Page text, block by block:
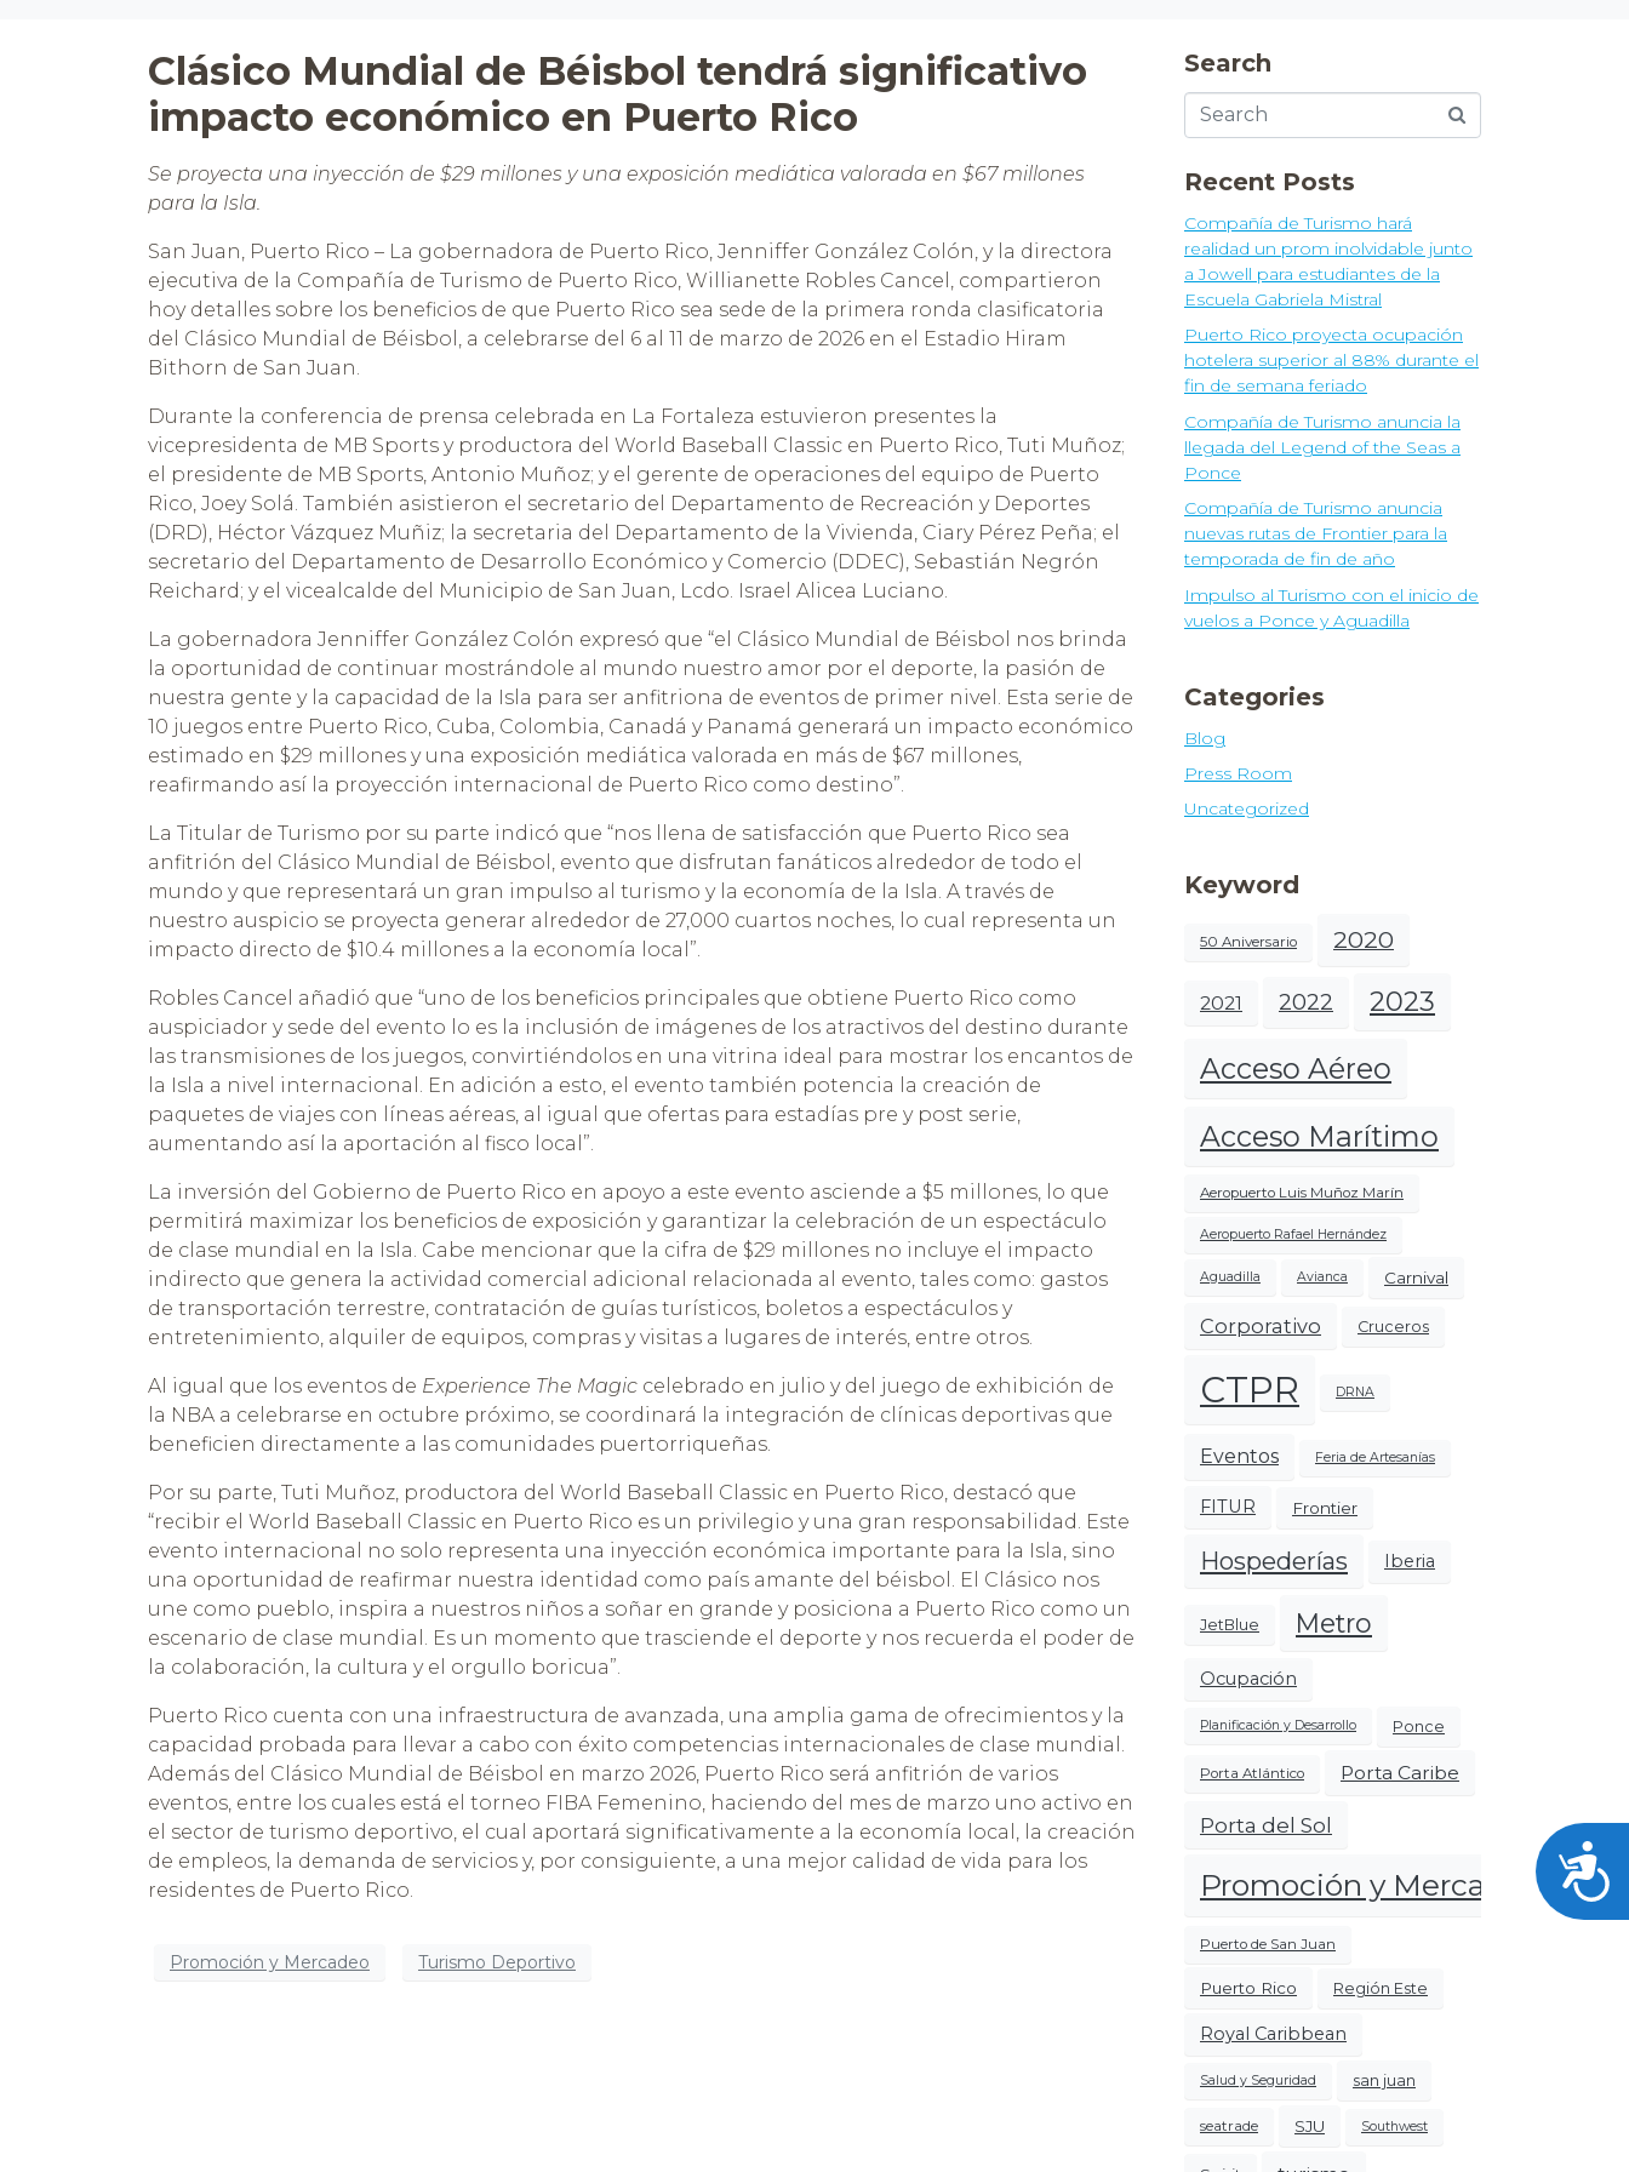
Clásico Mundial de Béisbol tendrá significativo
impacto económico en Puerto Rico
Se proyecta una inyección de $29 millones y una exposición mediática valorada en $67 millones
para la Isla.
San Juan, Puerto Rico – La gobernadora de Puerto Rico, Jenniffer González Colón, y la directora
ejecutiva de la Compañía de Turismo de Puerto Rico, Willianette Robles Cancel, compartieron
hoy detalles sobre los beneficios de que Puerto Rico sea sede de la primera ronda clasificatoria
del Clásico Mundial de Béisbol, a celebrarse del 6 al 11 de marzo de 2026 en el Estadio Hiram
Bithorn de San Juan.
Durante la conferencia de prensa celebrada en La Fortaleza estuvieron presentes la
vicepresidenta de MB Sports y productora del World Baseball Classic en Puerto Rico, Tuti Muñoz;
el presidente de MB Sports, Antonio Muñoz; y el gerente de operaciones del equipo de Puerto
Rico, Joey Solá. También asistieron el secretario del Departamento de Recreación y Deportes
(DRD), Héctor Vázquez Muñiz; la secretaria del Departamento de la Vivienda, Ciary Pérez Peña; el
secretario del Departamento de Desarrollo Económico y Comercio (DDEC), Sebastián Negrón
Reichard; y el vicealcalde del Municipio de San Juan, Lcdo. Israel Alicea Luciano.
La gobernadora Jenniffer González Colón expresó que “el Clásico Mundial de Béisbol nos brinda
la oportunidad de continuar mostrándole al mundo nuestro amor por el deporte, la pasión de
nuestra gente y la capacidad de la Isla para ser anfitriona de eventos de primer nivel. Esta serie de
10 juegos entre Puerto Rico, Cuba, Colombia, Canadá y Panamá generará un impacto económico
estimado en $29 millones y una exposición mediática valorada en más de $67 millones,
reafirmando así la proyección internacional de Puerto Rico como destino”.
La Titular de Turismo por su parte indicó que “nos llena de satisfacción que Puerto Rico sea
anfitrión del Clásico Mundial de Béisbol, evento que disfrutan fanáticos alrededor de todo el
mundo y que representará un gran impulso al turismo y la economía de la Isla. A través de
nuestro auspicio se proyecta generar alrededor de 27,000 cuartos noches, lo cual representa un
impacto directo de $10.4 millones a la economía local”.
Robles Cancel añadió que “uno de los beneficios principales que obtiene Puerto Rico como
auspiciador y sede del evento lo es la inclusión de imágenes de los atractivos del destino durante
las transmisiones de los juegos, convirtiéndolos en una vitrina ideal para mostrar los encantos de
la Isla a nivel internacional. En adición a esto, el evento también potencia la creación de
paquetes de viajes con líneas aéreas, al igual que ofertas para estadías pre y post serie,
aumentando así la aportación al fisco local”.
La inversión del Gobierno de Puerto Rico en apoyo a este evento asciende a $5 millones, lo que
permitirá maximizar los beneficios de exposición y garantizar la celebración de un espectáculo
de clase mundial en la Isla. Cabe mencionar que la cifra de $29 millones no incluye el impacto
indirecto que genera la actividad comercial adicional relacionada al evento, tales como: gastos
de transportación terrestre, contratación de guías turísticos, boletos a espectáculos y
entretenimiento, alquiler de equipos, compras y visitas a lugares de interés, entre otros.
Al igual que los eventos de Experience The Magic celebrado en julio y del juego de exhibición de
la NBA a celebrarse en octubre próximo, se coordinará la integración de clínicas deportivas que
beneficien directamente a las comunidades puertorriqueñas.
Por su parte, Tuti Muñoz, productora del World Baseball Classic en Puerto Rico, destacó que
“recibir el World Baseball Classic en Puerto Rico es un privilegio y una gran responsabilidad. Este
evento internacional no solo representa una inyección económica importante para la Isla, sino
una oportunidad de reafirmar nuestra identidad como país amante del béisbol. El Clásico nos
une como pueblo, inspira a nuestros niños a soñar en grande y posiciona a Puerto Rico como un
escenario de clase mundial. Es un momento que trasciende el deporte y nos recuerda el poder de
la colaboración, la cultura y el orgullo boricua”.
Puerto Rico cuenta con una infraestructura de avanzada, una amplia gama de ofrecimientos y la
capacidad probada para llevar a cabo con éxito competencias internacionales de clase mundial.
Además del Clásico Mundial de Béisbol en marzo 2026, Puerto Rico será anfitrión de varios
eventos, entre los cuales está el torneo FIBA Femenino, haciendo del mes de marzo uno activo en
el sector de turismo deportivo, el cual aportará significativamente a la economía local, la creación
de empleos, la demanda de servicios y, por consiguiente, a una mejor calidad de vida para los
residentes de Puerto Rico.
Promoción y Mercadeo Turismo Deportivo
Search
Recent Posts
Compañía de Turismo hará
realidad un prom inolvidable junto
a Jowell para estudiantes de la
Escuela Gabriela Mistral
Puerto Rico proyecta ocupación
hotelera superior al 88% durante el
fin de semana feriado
Compañía de Turismo anuncia la
llegada del Legend of the Seas a
Ponce
Compañía de Turismo anuncia
nuevas rutas de Frontier para la
temporada de fin de año
Impulso al Turismo con el inicio de
vuelos a Ponce y Aguadilla
Categories
Blog
Press Room
Uncategorized
Keyword
50 Aniversario 2020
2021 2022 2023
Acceso Aéreo
Acceso Marítimo
Aeropuerto Luis Muñoz Marín
Aeropuerto Rafael Hernández
Aguadilla Avianca Carnival
Corporativo Cruceros
CTPR DRNA
Eventos Feria de Artesanías
FITUR Frontier
Hospederías Iberia
JetBlue Metro
Ocupación
Planificación y Desarrollo Ponce
Porta Atlántico Porta Caribe
Porta del Sol
Promoción y Mercadeo
Puerto de San Juan
Puerto Rico Región Este
Royal Caribbean
Salud y Seguridad san juan
seatrade SJU Southwest